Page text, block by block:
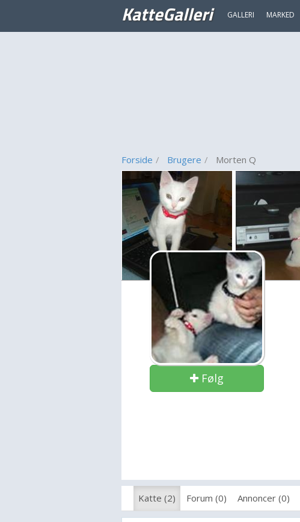
KatteGalleri GALLERI MARKED
Forside Brugere Morten Q
Følg
Katte (2) Forum (0) Annoncer (0)